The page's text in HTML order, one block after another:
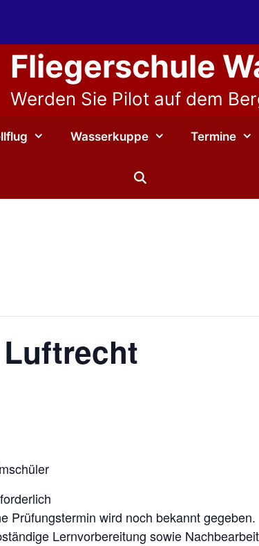
Fliegerschule
Werden Sie Pilot auf dem
Wasserkuppe Termine
Prüfungstermin wird noch bekannt gegeben.
Lernvorbereitung sowie